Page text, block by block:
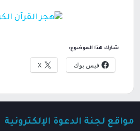
شارك هذا الموضوع:
فيس بوك X
مواقع لجنة الدعوة الإلكترونية